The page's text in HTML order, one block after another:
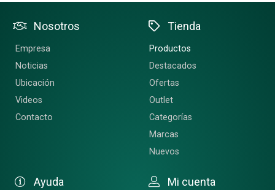
Nosotros
Empresa
Noticias
Ubicación
Videos
Contacto
Tienda
Productos
Destacados
Ofertas
Outlet
Categorías
Marcas
Nuevos
Ayuda Mi cuenta